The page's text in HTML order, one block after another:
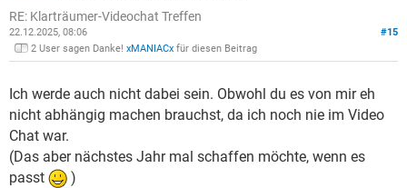
RE: Klarträumer-Videochat Treffen
#15
22.12.2025, 08:06
2 User sagen Danke! xMANIACx für diesen Beitrag
Ich werde auch nicht dabei sein. Obwohl du es von mir eh
nicht abhängig machen brauchst, da ich noch nie im Video
Chat war.
(Das aber nächstes Jahr mal schaffen möchte, wenn es
passt
)